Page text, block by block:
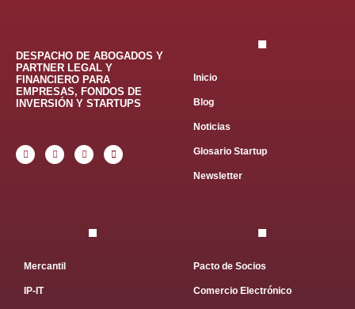
DESPACHO DE ABOGADOS Y
PARTNER LEGAL Y
FINANCIERO PARA
EMPRESAS, FONDOS DE
INVERSIÓN Y STARTUPS
Inicio
Blog
Noticias
Glosario Startup
Newsletter
Mercantil
IP-IT
Pacto de Socios
Comercio Electrónico